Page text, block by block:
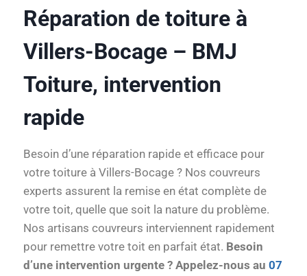
Réparation de toiture à
Villers-Bocage – BMJ
Toiture, intervention
rapide
Besoin d’une réparation rapide et efficace pour
votre toiture à Villers-Bocage ? Nos couvreurs
experts assurent la remise en état complète de
votre toit, quelle que soit la nature du problème.
Nos artisans couvreurs interviennent rapidement
pour remettre votre toit en parfait état. Besoin
d’une intervention urgente ? Appelez-nous au 07